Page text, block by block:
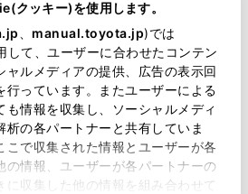
クッキー)を使用します。
manual.toyota.jp)では
て、ユーザーに合わせたコンテン
ャルメディアの提供、広告の表示回
行っています。またユーザーによる
情報を収集し、ソーシャルメディ
析の各パートナーと共有していま
こで収集された情報とユーザーが各
の情報、ユーザーが各パートナーの
に収集した他の情報を組み合わせて
報・サービス